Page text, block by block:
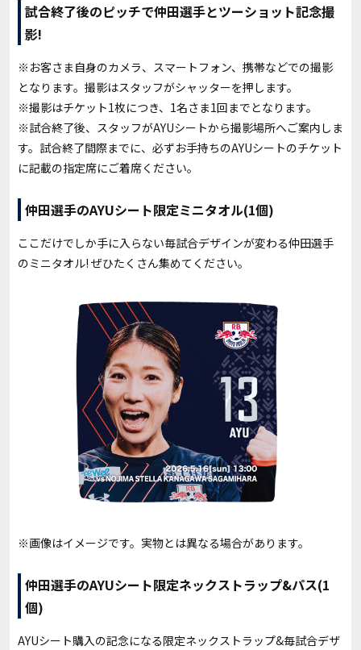
試合終了後のピッチで仲田選手とツーショット記念撮
影!
※お客さま自身のカメラ、スマートフォン、携帯などでの撮影
となります。撮影はスタッフがシャッターを押します。
※撮影はチケット1枚につき、1名さま1回までとなります。
※試合終了後、スタッフがAYUシートから撮影場所へご案内しま
す。試合終了間際までに、必ずお手持ちのAYUシートのチケット
に記載の指定席にご着席ください。
仲田選手のAYUシート限定ミニタオル(1個)
ここだけでしか手に入らない毎試合デザインが変わる仲田選手
のミニタオル! ぜひたくさん集めてください。
※画像はイメージです。実物とは異なる場合があります。
仲田選手のAYUシート限定ネックストラップ&パス(1
個)
AYUシート購入の記念になる限定ネックストラップ&毎試合デザ